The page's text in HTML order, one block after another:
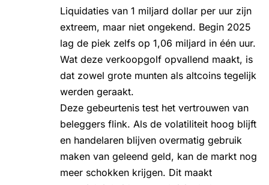
Liquidaties van 1 miljard dollar per uur zijn
extreem, maar niet ongekend. Begin 2025
lag de piek zelfs op 1,06 miljard in één uur.
Wat deze verkoopgolf opvallend maakt, is
dat zowel grote munten als altcoins tegelijk
werden geraakt.
Deze gebeurtenis test het vertrouwen van
beleggers flink. Als de volatiliteit hoog blijft
en handelaren blijven overmatig gebruik
maken van geleend geld, kan de markt nog
meer schokken krijgen. Dit maakt